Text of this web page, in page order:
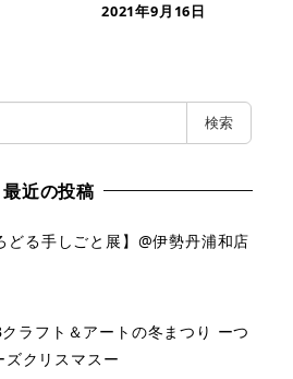
2021年9月16日
検索
最近の投稿
る手しごと展】@伊勢丹浦和店
ラフト＆アートの冬まつり ーつ
ズクリスマスー